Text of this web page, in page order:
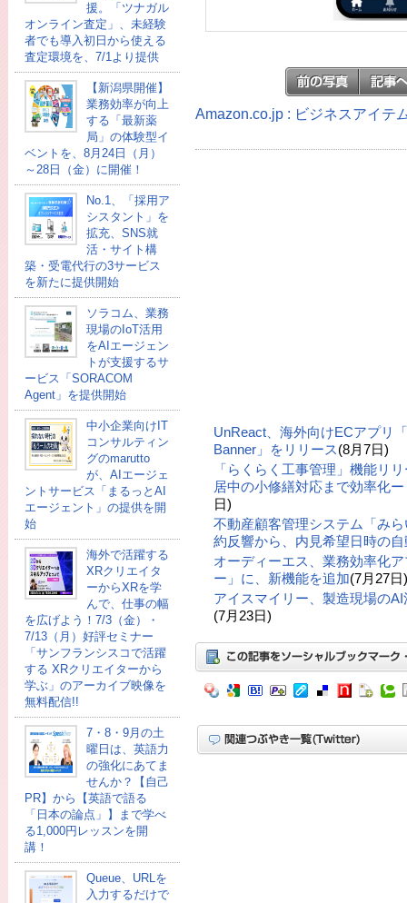
援。「ツナガル
オンライン査定」、未経験
者でも導入初日から使える
査定環境を、7/1より提供
【新潟県開催】
業務効率が向上
する「最新薬
局」の体験型イ
ベントを、8月24日（月）
～28日（金）に開催！
No.1、「採用ア
シスタント」を
拡充、SNS就
活・サイト構
築・受電代行の3サービス
を新たに提供開始
ソラコム、業務
現場のIoT活用
をAIエージェン
トが支援するサ
ービス「SORACOM
Agent」を提供開始
中小企業向けIT
コンサルティン
グのmarutto
が、AIエージェ
ントサービス「まるっとAI
エージェント」の提供を開
始
海外で活躍する
XRクリエイタ
ーからXRを学
んで、仕事の幅
を広げよう！7/3（金）・
7/13（月）好評セミナー
「サンフランシスコで活躍
する XRクリエイターから
学ぶ」のアーカイブ映像を
無料配信!!
7・8・9月の土
曜日は、英語力
の強化にあてま
せんか？【自己
PR】から【英語で語る
「日本の論点」】まで学べ
る1,000円レッスンを開
講！
Queue、URLを
入力するだけで
Amazon.co.jp : ビジネスアイテ
UnReact、海外向けECアプリ
Banner」をリリース(8月7日)
「らくらく工事管理」機能リ
居中の小修繕対応まで効率化
日)
不動産顧客管理システム「み
約反響から、内見希望日時の
オーディーエス、業務効率化
ー」に、新機能を追加(7月27日)
アイスマイリー、製造現場の
(7月23日)